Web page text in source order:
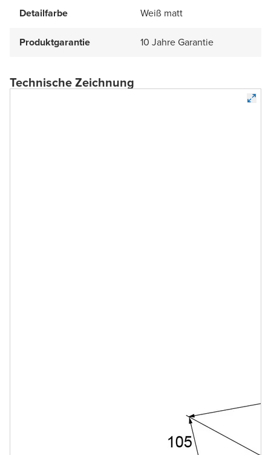
Detailfarbe Weiß matt
Produktgarantie 10 Jahre Garantie
Technische Zeichnung